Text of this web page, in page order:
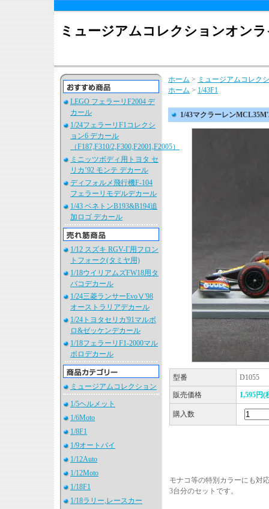
ミュージアムコレクションオン
LEGO フェラーリF2004 デ
カール
1/24フェラーリF1コレクシ
ョン6 デカール
（F187,F310/2,F300,F2001,F2005）
ミニッツボディ用トヨタ セ
リカ’92 モンテ デカール
ディフォルメ飛行機F-104
フェラーリモデルデカール
1/43 ベネトンB193&B194追
加ロゴ デカール
1/12 スズキ RGV-Γ用フロン
トフォーク(タミヤ用)
1/18ウイリアムズFW18用タ
バコデカール
1/24三菱ランサーEvoⅤ'98
オーストラリアデカール
1/24トヨタセリカ'91マルボ
ロ&ゼッケンデカール
1/18フェラーリF1-2000マル
ボロデカール
ミュージアムコレクション
1/5ヘルメット
1/6Moto
1/8F1
1/9オートバイ
1/12Auto
1/12Moto
1/18F1
1/18ラリー,レースカー
ホーム > ミュージアムコレク
ホーム > 1/43F1
1/43マクラーレン
型番 D1055
販売価格 1,595円(
購入数
モナコ等の特別カラーにも対
3台分のセットです。